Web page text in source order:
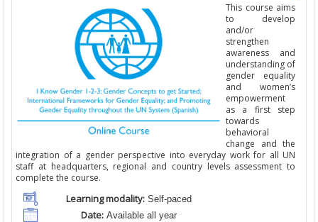
This course aims
to develop
and/or
strengthen
awareness and
understanding of
gender equality
and women’s
empowerment
as a first step
towards
behavioral
change and the
integration of a gender perspective into everyday work for all UN
staff at headquarters, regional and country levels assessment to
complete the course.
Learning modality: Self-paced
Date: Available all year